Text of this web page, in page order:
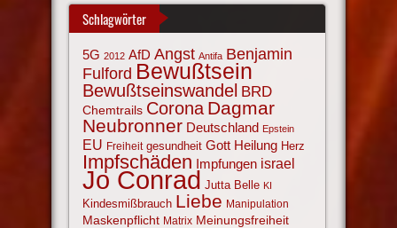
Schlagwörter
5G 2012 AfD Angst Antifa Benjamin
Fulford Bewußtsein
Bewußtseinswandel BRD
Chemtrails Corona Dagmar
Neubronner Deutschland Epstein
EU Freiheit gesundheit Gott Heilung Herz
Impfschäden Impfungen israel
Jo Conrad Jutta Belle KI
Kindesmißbrauch Liebe Manipulation
Maskenpflicht Matrix Meinungsfreiheit